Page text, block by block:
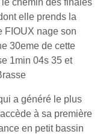
chemin des finales
elle prends la
FIOUX nage son
30eme de cette
1min 04s 35 et
a généré le plus
à sa première
en petit bassin